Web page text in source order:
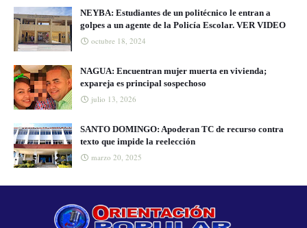
NEYBA: Estudiantes de un politécnico le entran a
golpes a un agente de la Policía Escolar. VER VIDEO
octubre 18, 2024
NAGUA: Encuentran mujer muerta en vivienda;
expareja es principal sospechoso
julio 13, 2026
SANTO DOMINGO: Apoderan TC de recurso contra
texto que impide la reelección
marzo 20, 2025